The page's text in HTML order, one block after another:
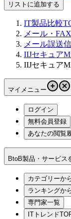
リストに追加する
IT製品比較
メール・
メール誤送
IIJセキュア
IIJセキュア
マイメニュー
ログイン
無料会員登録
あなたの閲覧
BtoB製品・サービス
カテゴリーか
ランキングか
専門家一覧
ITトレンド